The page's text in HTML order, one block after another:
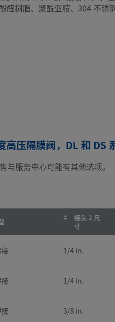
醛树脂、聚酰亚胺、304 不锈
高压隔膜阀，DL 和 DS
与服务中心可能有其他选项。
接头 2 尺
寸
1/4 in.
1/4 in.
3/8 in.